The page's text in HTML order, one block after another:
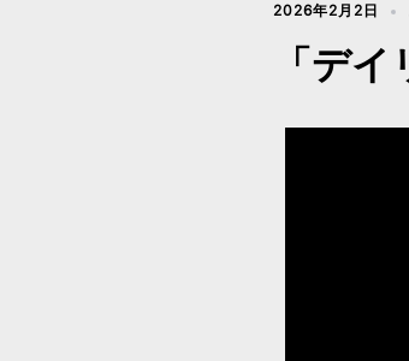
2026年2月2日
「デ